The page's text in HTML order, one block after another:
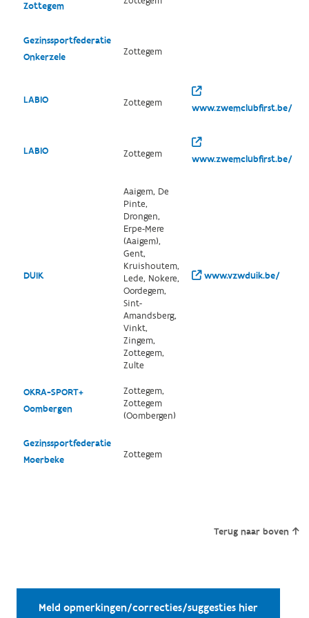
Zottegem
Gezinssportfederatie
Onkerzele
Zottegem
LABIO Zottegem www.zwemclubfirst.be/
LABIO Zottegem www.zwemclubfirst.be/
DUIK
Aaigem, De
Pinte,
Drongen,
Erpe-Mere
(Aaigem),
Gent,
Kruishoutem,
Lede, Nokere,
Oordegem,
Sint-
Amandsberg,
Vinkt,
Zingem,
Zottegem,
Zulte
www.vzwduik.be/
OKRA-SPORT+
Oombergen
Zottegem,
Zottegem
(Oombergen)
Gezinssportfederatie
Moerbeke
Zottegem
Terug naar boven
Meld opmerkingen/correcties/suggesties hier